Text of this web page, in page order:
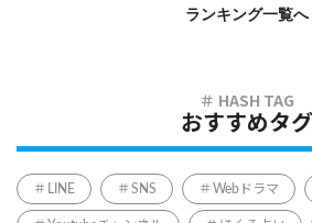
ランキング一覧へ
おすすめタグ
LINE SNS Webドラマ